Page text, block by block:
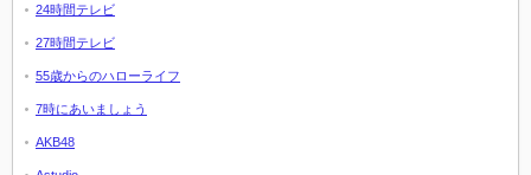
24時間テレビ
27時間テレビ
55歳からのハローライフ
7時にあいましょう
AKB48